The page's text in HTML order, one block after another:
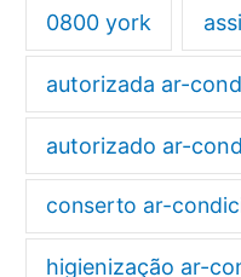
0800 york
autorizada ar-
autorizado ar-
conserto ar-
higienização ar-